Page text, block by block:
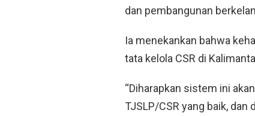
dan pembangunan
Ia menekankan bahwa
tata kelola CSR di
“Diharapkan sistem ini
TJSLP/CSR yang baik,